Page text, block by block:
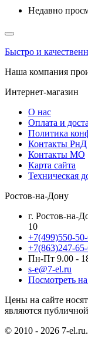
Недавно
Быстро и
Наша компания
Интернет-магазин
О нас
Оплата и
Политика
Контакты РнД
Контакты МО
Карта сайта
Техническая
Ростов-на-Дону
г. Ростов-на-
10
+7(499)550-
+7(863)247-
Пн-Пт 9.00 -
s-e@7-el.ru
Посмотреть
Цены на сайте
являются
© 2010 - 2026 7-el.ru.